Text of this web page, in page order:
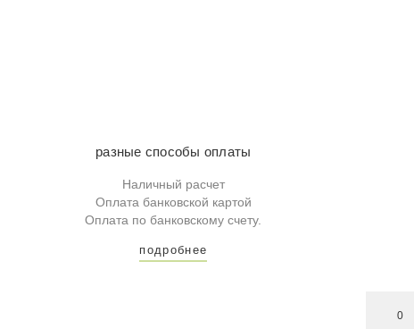
0
разные способы оплаты
Наличный расчет
Оплата банковской картой
Оплата по банковскому счету.
подробнее